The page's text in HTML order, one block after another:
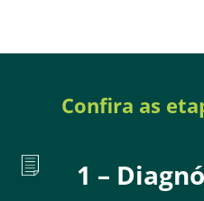
Confira as
1 –